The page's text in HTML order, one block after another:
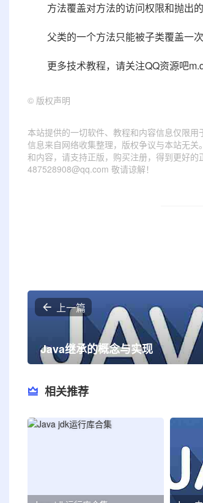
方法覆盖对方法的访问权限和抛出的
父类的一个方法只能被子类覆盖一次
更多技术教程，请关注QQ资源吧
© 版权声明
本站提供的一切软件、教程和内容信息仅限
信息来自网络收集整理，版权争议与本站无
和内容，请支持正版，购买注册，得到更好的
487528908@qq.com 敬请谅解！
上一篇
Java继承的概念与实现
相关推荐